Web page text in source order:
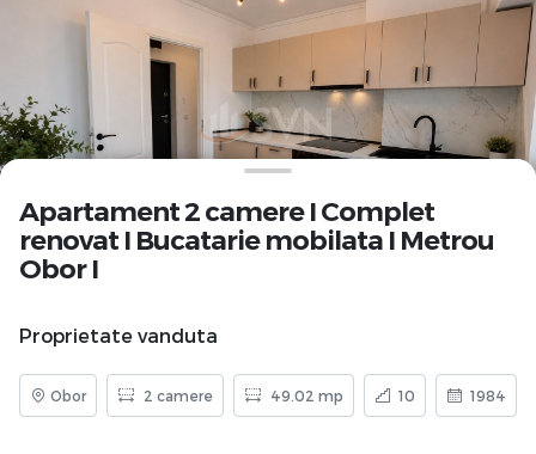
Apartament 2 camere I Complet
renovat I Bucatarie mobilata I Metrou
Obor I
Proprietate vanduta
Obor 2 camere 49.02 mp 10 1984